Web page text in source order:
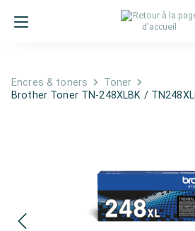
Encres & toners
Toner
Brother Toner TN-248XLBK /